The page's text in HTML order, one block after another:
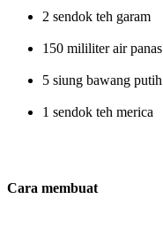
2 sendok teh garam
150 mililiter air panas
5 siung bawang putih
1 sendok teh merica
Cara membuat